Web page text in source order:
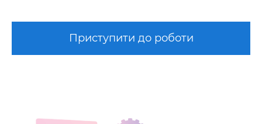
Приступити до роботи